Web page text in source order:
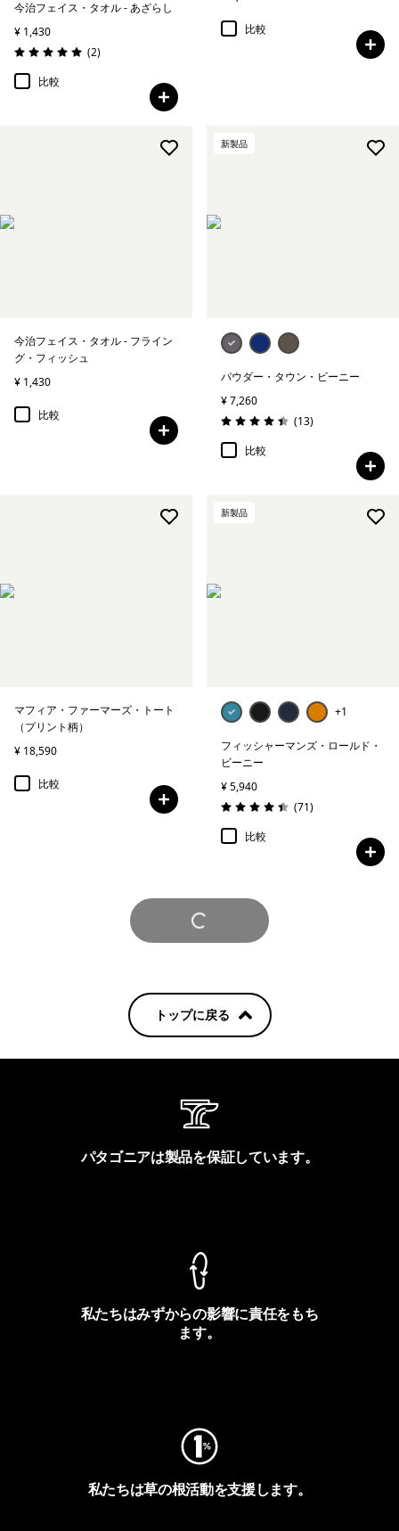
今治フェイス・タオル - あざらし
¥ 1,430
評価: 5.0 / 5
(2レビュー
)
比較
比較
今治フェイス・タオル - フライン
グ・フィッシュ
¥ 1,430
比較
新製品
パウダー・タウン・ビーニー
¥ 7,260
評価: 4.5 / 5
(13レビュー
)
比較
マフィア・ファーマーズ・トート
（プリント柄）
¥ 18,590
比較
新製品
+1
フィッシャーマンズ・ロールド・
ビーニー
¥ 5,940
評価: 4.4 / 5
(71レビュー
)
比較
さらに見る
トップに戻る
パタゴニアは製品を保証しています。
私たちはみずからの影響に責任をもち
ます。
私たちは草の根活動を支援します。